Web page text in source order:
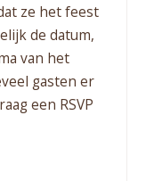
ze het feest
de datum,
van het
gasten er
een RSVP